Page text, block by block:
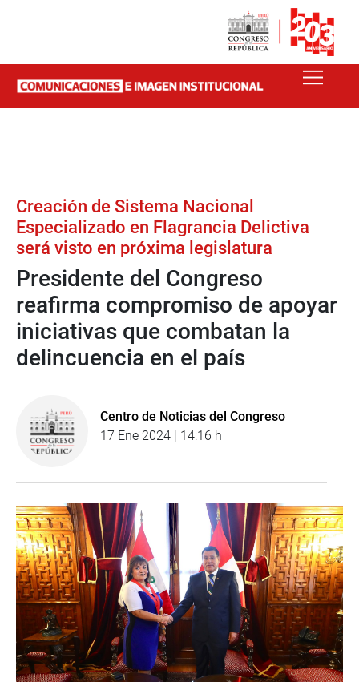
Creación de Sistema Nacional
Especializado en Flagrancia Delictiva
será visto en próxima legislatura
Presidente del Congreso
reafirma compromiso de apoyar
iniciativas que combatan la
delincuencia en el país
Centro de Noticias del Congreso
17 Ene 2024 | 14:16 h